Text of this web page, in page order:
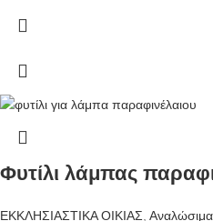
Φυτίλι λάμπας
ΕΚΚΛΗΣΙΑΣΤΙΚΑ ΟΙΚΙΑΣ, Αναλώσιμα